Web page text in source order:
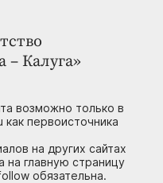
– Калуга»
возможно только в
первоисточника
на других сайтах
на главную страницу
обязательна.